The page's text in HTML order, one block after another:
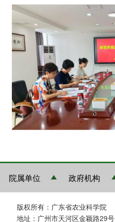
院属单位 政府机构
版权所有：广东省农业科学院
地址：广州市天河区金颖路29号